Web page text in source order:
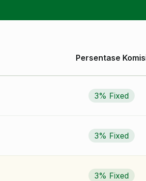
Persentase
3% Fixed
3% Fixed
3% Fixed